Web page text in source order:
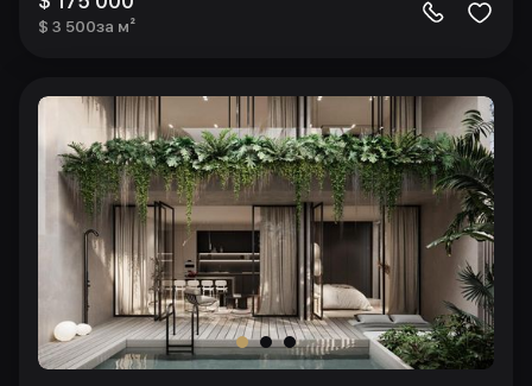
$ 3 500за м²